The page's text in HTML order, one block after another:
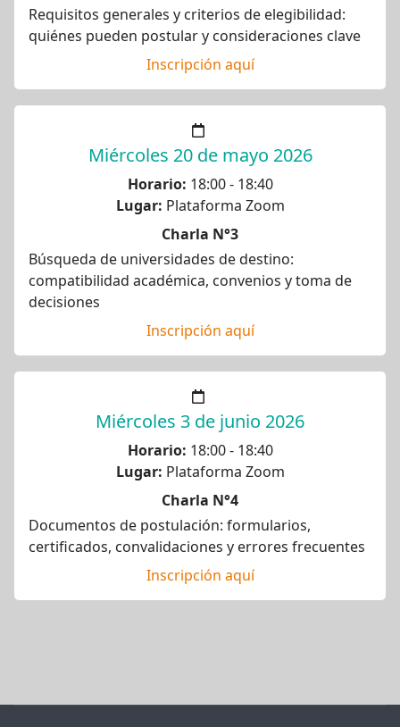
Requisitos generales y criterios de elegibilidad:
quiénes pueden postular y consideraciones clave
Inscripción aquí
Miércoles 20 de mayo 2026
Horario: 18:00 - 18:40
Lugar: Plataforma Zoom
Charla N°3
Búsqueda de universidades de destino:
compatibilidad académica, convenios y toma de
decisiones
Inscripción aquí
Miércoles 3 de junio 2026
Horario: 18:00 - 18:40
Lugar: Plataforma Zoom
Charla N°4
Documentos de postulación: formularios,
certificados, convalidaciones y errores frecuentes
Inscripción aquí